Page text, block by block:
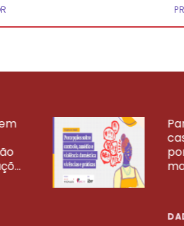
VEJA MAIS